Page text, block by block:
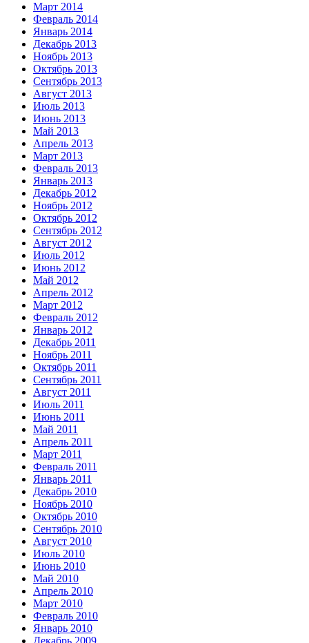
Март 2014
Февраль 2014
Январь 2014
Декабрь 2013
Ноябрь 2013
Октябрь 2013
Сентябрь 2013
Август 2013
Июль 2013
Июнь 2013
Май 2013
Апрель 2013
Март 2013
Февраль 2013
Январь 2013
Декабрь 2012
Ноябрь 2012
Октябрь 2012
Сентябрь 2012
Август 2012
Июль 2012
Июнь 2012
Май 2012
Апрель 2012
Март 2012
Февраль 2012
Январь 2012
Декабрь 2011
Ноябрь 2011
Октябрь 2011
Сентябрь 2011
Август 2011
Июль 2011
Июнь 2011
Май 2011
Апрель 2011
Март 2011
Февраль 2011
Январь 2011
Декабрь 2010
Ноябрь 2010
Октябрь 2010
Сентябрь 2010
Август 2010
Июль 2010
Июнь 2010
Май 2010
Апрель 2010
Март 2010
Февраль 2010
Январь 2010